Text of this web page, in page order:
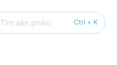
Ctrl + K
Tìm sản phẩm